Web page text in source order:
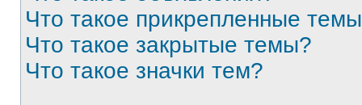
Что такое прикрепленные
Что такое закрытые темы?
Что такое значки тем?